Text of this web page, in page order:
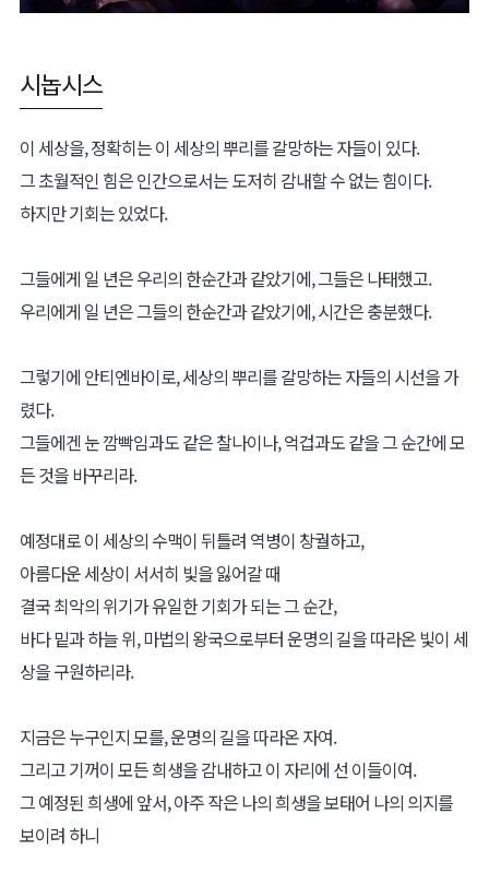
시놉시스
이 세상을, 정확히는 이 세상의 뿌리를 갈망하는 자들이 있다.
그 초월적인 힘은 인간으로서는 도저히 감내할 수 없는 힘이다.
하지만 기회는 있었다.
그들에게 일 년은 우리의 한순간과 같았기에, 그들은 나태했고.
우리에게 일 년은 그들의 한순간과 같았기에, 시간은 충분했다.
그렇기에 안티엔바이로, 세상의 뿌리를 갈망하는 자들의 시선을 가
렸다.
그들에겐 눈 깜빡임과도 같은 찰나이나, 억겁과도 같을 그 순간에 모
든 것을 바꾸리라.
예정대로 이 세상의 수맥이 뒤틀려 역병이 창궐하고,
아름다운 세상이 서서히 빛을 잃어갈 때
결국 최악의 위기가 유일한 기회가 되는 그 순간,
바다 밑과 하늘 위, 마법의 왕국으로부터 운명의 길을 따라온 빛이 세
상을 구원하리라.
지금은 누구인지 모를, 운명의 길을 따라온 자여.
그리고 기꺼이 모든 희생을 감내하고 이 자리에 선 이들이여.
그 예정된 희생에 앞서, 아주 작은 나의 희생을 보태어 나의 의지를
보이려 하니